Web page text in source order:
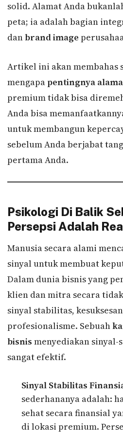
solid. Alamat Anda
peta; ia adalah bagian
dan brand image
Artikel ini akan membahas
mengapapentingnya
premium tidak bisa
Anda bisa
untuk membangun
sebelum Anda berjabat
pertama Anda.
Psikologi Di Balik
Persepsi Adalah
Manusia secara alami
sinyal untuk membuat
Dalam dunia bisnis yang
klien dan mitra secara
sinyal stabilitas,
profesionalisme. Sebuah
bisnis menyediakan sinyal-
sangat efektif.
Sinyal Stabilitas
sederhananya adalah:
sehat secara finansial
di lokasi premium.